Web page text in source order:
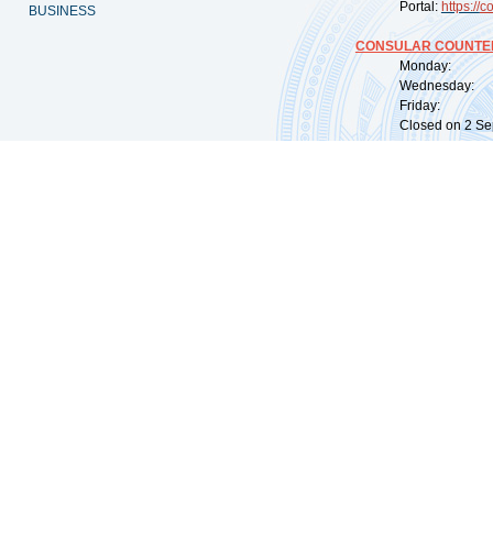
BUSINESS Portal: https://
CONSULAR
Monday:
Wednesday:
Friday:
Closed on 2